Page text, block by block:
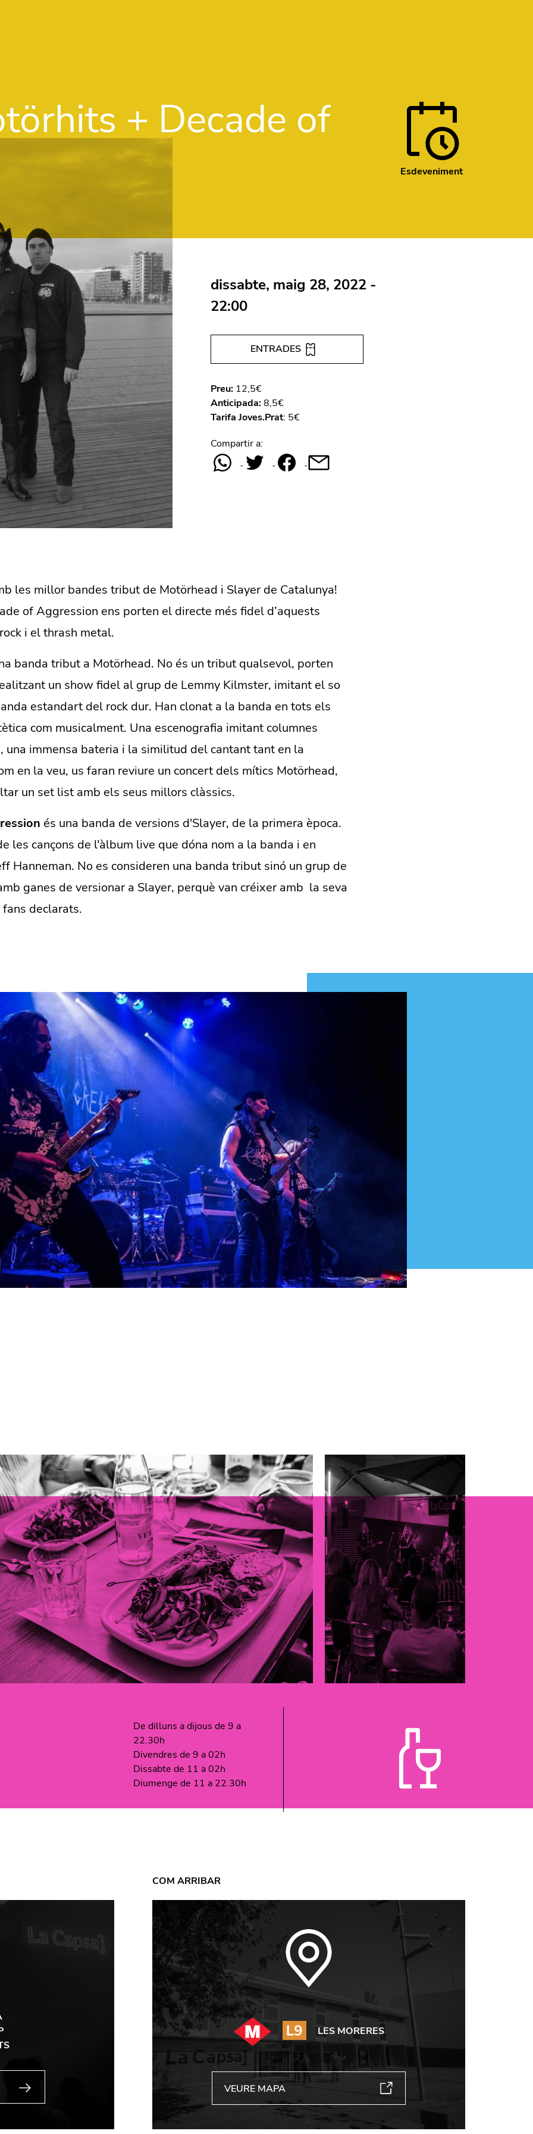
+ Decade of
Esdeveniment
dissabte, maig 28, 2022 -
22:00
ENTRADES
Preu: 12,5€
Anticipada:8,5€
Tarifa Joves.Prat: 5€
Compartir a:
les millor bandes tribut de Motörhead i Slayer de Catalunya!
of Aggression ens porten el directe més fidel d’aquests
i el thrash metal.
banda tribut a Motörhead. No és un tribut qualsevol, porten
un show fidel al grup de Lemmy Kilmster, imitant el so
estandart del rock dur. Han clonat a la banda en tots els
com musicalment. Una escenografia imitant columnes
una immensa bateria i la similitud del cantant tant en la
en la veu, us faran reviure un concert dels mítics Motörhead,
un set list amb els seus millors clàssics.
és una banda de versions d'Slayer, de la primera època.
les cançons de l'àlbum live que dóna nom a la banda i en
Hanneman. No es consideren una banda tribut sinó un grup de
ganes de versionar a Slayer, perquè van créixer amb la seva
declarats.
De dilluns a dijous de 9 a
22.30h
Divendres de 9 a 02h
Dissabte de 11 a 02h
Diumenge de 11 a 22.30h
COM ARRIBAR
LES MORERES
VEURE MAPA